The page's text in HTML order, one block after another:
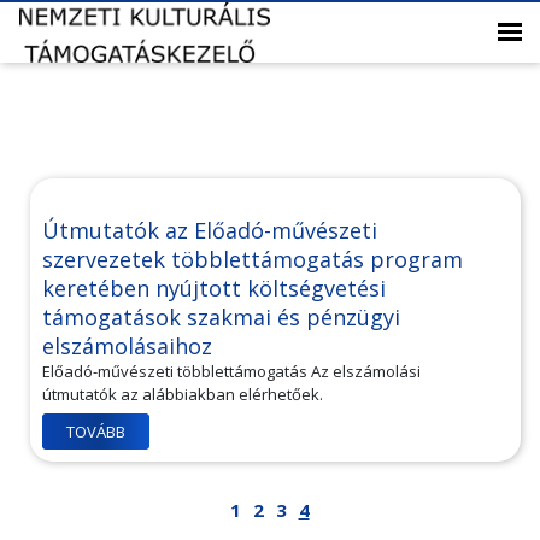
Útmutatók az Előadó-művészeti
szervezetek többlettámogatás program
keretében nyújtott költségvetési
támogatások szakmai és pénzügyi
elszámolásaihoz
Előadó-művészeti többlettámogatás Az elszámolási
útmutatók az alábbiakban elérhetőek.
TOVÁBB
1 2 3 4